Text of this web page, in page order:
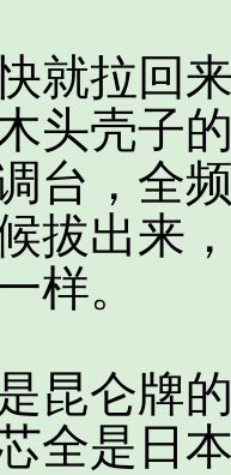
拉回来
头壳子
台，全
拔出来
样。
仑牌的
全是日